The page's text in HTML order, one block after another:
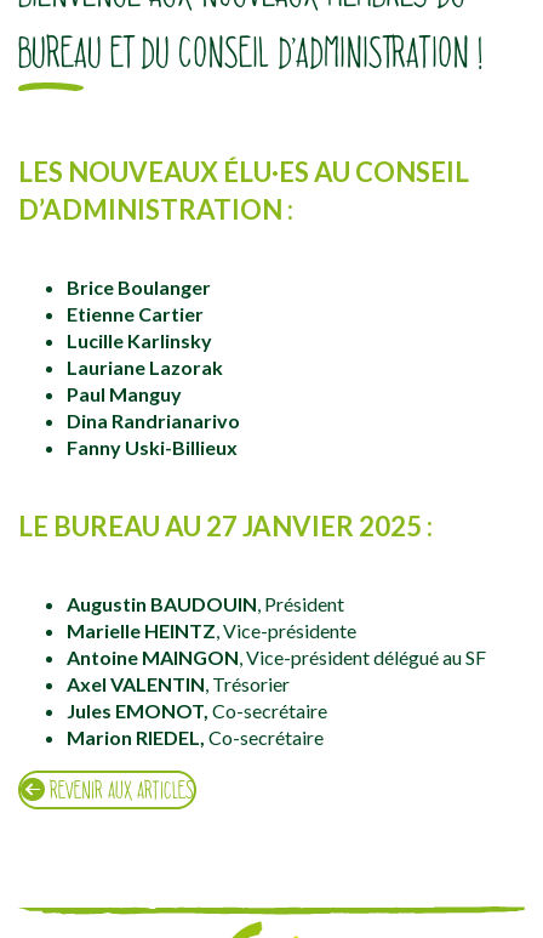
BUREAU ET DU CONSEIL D’ADMINISTRATION !
LES NOUVEAUX ÉLU·ES AU CONSEIL
D’ADMINISTRATION :
Brice Boulanger
Etienne Cartier
Lucille Karlinsky
Lauriane Lazorak
Paul Manguy
Dina Randrianarivo
Fanny Uski-Billieux
LE BUREAU AU 27 JANVIER 2025 :
Augustin BAUDOUIN, Président
Marielle HEINTZ, Vice-présidente
Antoine MAINGON, Vice-président délégué au SF
Axel VALENTIN, Trésorier
Jules EMONOT, Co-secrétaire
Marion RIEDEL, Co-secrétaire
REVENIR AUX ARTICLES